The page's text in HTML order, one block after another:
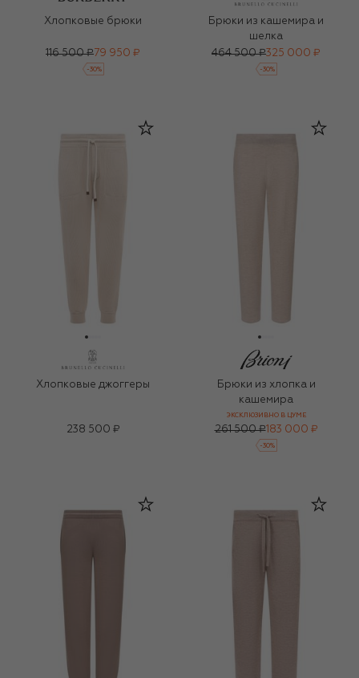
Хлопковые брюки
116 500 ₽79 950 ₽
-30%
Брюки из кашемира и
шелка
464 500 ₽325 000 ₽
-30%
Хлопковые джоггеры
238 500 ₽
Брюки из хлопка и
кашемира
ЭКСКЛЮЗИВНО В ЦУМЕ
261 500 ₽183 000 ₽
-30%